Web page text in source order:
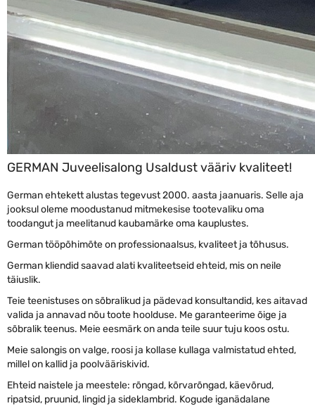
GERMAN Juveelisalong Usaldust vääriv kvaliteet!
German ehtekett alustas tegevust 2000. aasta jaanuaris. Selle aja
jooksul oleme moodustanud mitmekesise tootevaliku oma
toodangut ja meelitanud kaubamärke oma kauplustes.
German tööpõhimõte on professionaalsus, kvaliteet ja tõhusus.
German kliendid saavad alati kvaliteetseid ehteid, mis on neile
täiuslik.
Teie teenistuses on sõbralikud ja pädevad konsultandid, kes aitavad
valida ja annavad nõu toote hoolduse. Me garanteerime õige ja
sõbralik teenus. Meie eesmärk on anda teile suur tuju koos ostu.
Meie salongis on valge, roosi ja kollase kullaga valmistatud ehted,
millel on kallid ja poolvääriskivid.
Ehteid naistele ja meestele: rõngad, kõrvarõngad, käevõrud,
ripatsid, pruunid, lingid ja sideklambrid. Kogude iganädalane